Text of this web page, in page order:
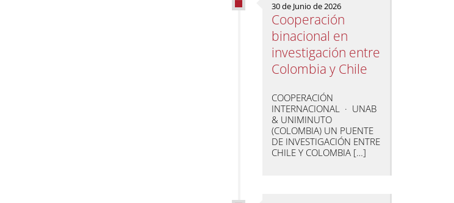
30 de Junio de 2026
Cooperación
binacional en
investigación entre
Colombia y Chile
COOPERACIÓN
INTERNACIONAL · UNAB
& UNIMINUTO
(COLOMBIA) UN PUENTE
DE INVESTIGACIÓN ENTRE
CHILE Y COLOMBIA […]